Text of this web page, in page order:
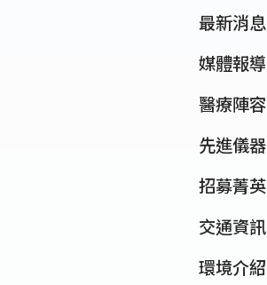
最新消息
媒體報導
醫療陣容
先進儀器
招募菁英
交通資訊
環境介紹